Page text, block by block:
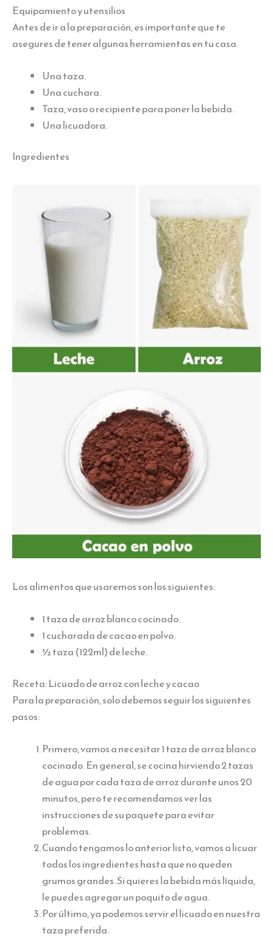
Equipamiento y utensilios
Antes de ir a la preparación, es importante que te
asegures de tener algunas herramientas en tu casa.
Una taza.
Una cuchara.
Taza, vaso o recipiente para poner la bebida.
Una licuadora.
Ingredientes
Los alimentos que usaremos son los siguientes:
1 taza de arroz blanco cocinado.
1 cucharada de cacao en polvo.
½ taza (122ml) de leche.
Receta: Licuado de arroz con leche y cacao
Para la preparación, solo debemos seguir los siguientes
pasos:
Primero, vamos a necesitar 1 taza de arroz blanco
cocinado. En general, se cocina hirviendo 2 tazas
de agua por cada taza de arroz durante unos 20
minutos, pero te recomendamos ver las
instrucciones de su paquete para evitar
problemas.
Cuando tengamos lo anterior listo, vamos a licuar
todos los ingredientes hasta que no queden
grumos grandes. Si quieres la bebida más líquida,
le puedes agregar un poquito de agua.
Por último, ya podemos servir el licuado en nuestra
taza preferida.